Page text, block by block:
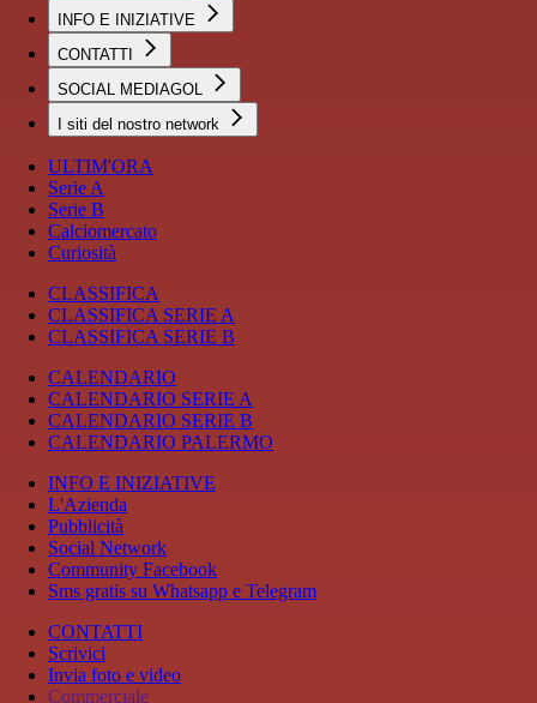
INFO E INIZIATIVE
CONTATTI
SOCIAL MEDIAGOL
I siti del nostro network
ULTIM'ORA
Serie A
Serie B
Calciomercato
Curiosità
CLASSIFICA
CLASSIFICA SERIE A
CLASSIFICA SERIE B
CALENDARIO
CALENDARIO SERIE A
CALENDARIO SERIE B
CALENDARIO PALERMO
INFO E INIZIATIVE
L'Azienda
Pubblicità
Social Network
Community Facebook
Sms gratis su Whatsapp e Telegram
CONTATTI
Scrivici
Invia foto e video
Commerciale